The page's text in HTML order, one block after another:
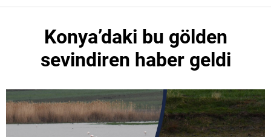
Konya’daki bu gölden
sevindiren haber geldi